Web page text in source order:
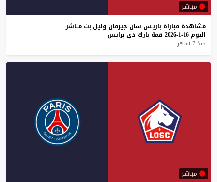
مباشر
مشاهدة مباراة باريس سان جيرمان وليل بث مباشر
اليوم 16-1-2026 قمة بارك دي برانس
منذ 7 أشهر
مباشر